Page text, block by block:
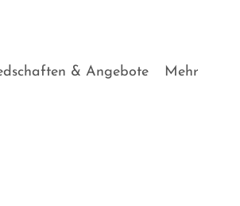
& Angebote Mehr